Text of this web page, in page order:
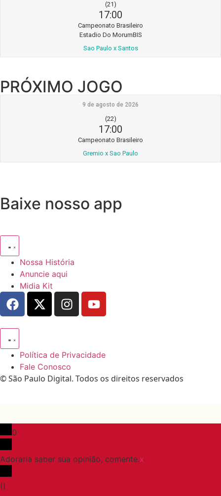
(21)
17:00
Campeonato Brasileiro
Estadio Do MorumBIS
Sao Paulo x Santos
PRÓXIMO JOGO
9 de agosto de 2026
(22)
17:00
Campeonato Brasileiro
Gremio x Sao Paulo
Baixe nosso app
Nossa História
Anuncie aqui
Midia Kit
Política de Privacidade
Fale Conosco
© São Paulo Digital. Todos os direitos reservados
0
Adoraria saber sua opinião, comente.x
()